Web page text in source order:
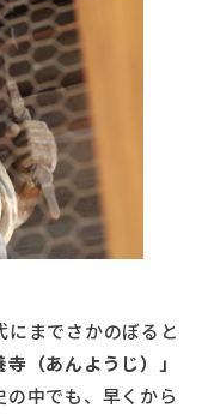
までさかのぼると
（あんようじ）」
中でも、早くから